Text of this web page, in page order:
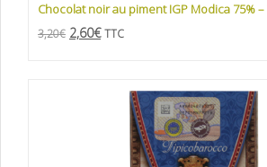
Chocolat noir au piment IGP Modica 75%
3,20€ 2,60€ TTC